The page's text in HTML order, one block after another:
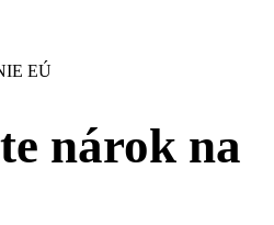
EÚ
nárok na